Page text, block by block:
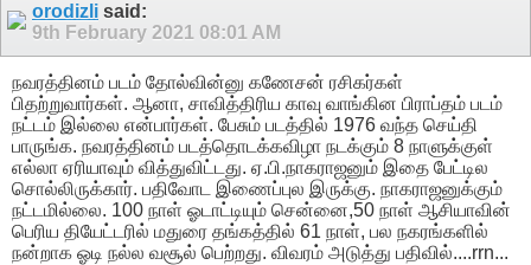
orodizli said:
9th February 2021 08:01 AM
நவரத்தினம் படம் தோல்வின்னு கணேசன் ரசிகர்கள்
பிதற்றுவார்கள். ஆனா, சாவித்திரிய காவு வாங்கின பிராப்தம் படம்
நட்டம் இல்லை என்பார்கள். பேசும் படத்தில் 1976 வந்த செய்தி
பாருங்க. நவரத்தினம் படத்தொடக்கவிழா நடக்கும் 8 நாளுக்குள்
எல்லா ஏரியாவும் வித்துவிட்டது. ஏ.பி.நாகராஜனும் இதை பேட்டில
சொல்லிருக்கார். பதிவோட இணைப்புல இருக்கு. நாகராஜனுக்கும்
நட்டமில்லை. 100 நாள் ஓடாட்டியும் சென்னை,50 நாள் ஆசியாவின்
பெரிய தியேட்டரில் மதுரை தங்கத்தில் 61 நாள், பல நகரங்களில்
நன்றாக ஓடி நல்ல வசூல் பெற்றது. விவரம் அடுத்து பதிவில்....rrn...